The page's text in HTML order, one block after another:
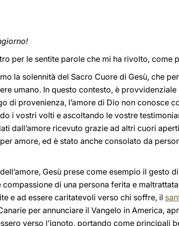
per le sentite parole che mi ha rivolto, come
la solennità del Sacro Cuore di Gesù, che
umano. In questo contesto, è
di provenienza, l’amore di Dio non conosce
i vostri volti e ascoltando le vostre
dall’amore ricevuto grazie ad altri cuori
amore, ed è stato anche consolato da
Gesù prese come esempio il
compassione di una persona ferita e
e ad essere caritatevoli verso chi soffre, il
per annunciare il Vangelo in America,
verso l’ignoto, portando come principali